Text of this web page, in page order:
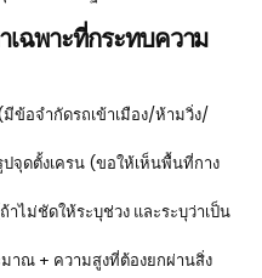
ฉพาะที่กระทบความ
ข้อจำกัดรถเข้าเมือง/ห้ามวิ่ง/
จุดตั้งเครน (ขอให้เห็นพื้นที่กาง
ไม่ชัดให้ระบุช่วง และระบุว่าเป็น
าณ + ความสูงที่ต้องยกผ่านสิ่ง